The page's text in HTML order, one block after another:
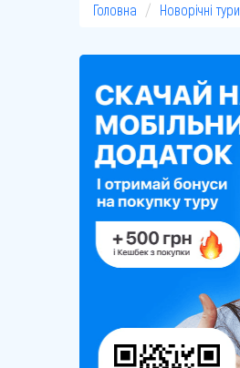
Головна Новорічні тури